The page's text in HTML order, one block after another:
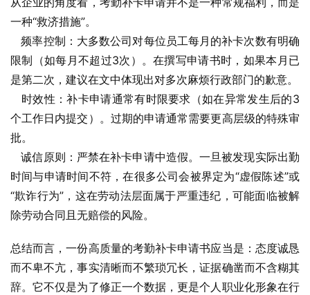
一种“救济措施”。
   频率控制：大多数公司对每位员工每月的补卡次数有明确
限制（如每月不超过3次）。在撰写申请书时，如果本月已
是第二次，建议在文中体现出对多次麻烦行政部门的歉意。
个工作日内提交）。过期的申请通常需要更高层级的特殊审
批。
   诚信原则：严禁在补卡申请中造假。一旦被发现实际出勤
时间与申请时间不符，在很多公司会被界定为“虚假陈述”或
“欺诈行为”，这在劳动法层面属于严重违纪，可能面临被解
除劳动合同且无赔偿的风险。
总结而言，一份高质量的考勤补卡申请书应当是：态度诚恳
而不卑不亢，事实清晰而不繁琐冗长，证据确凿而不含糊其
辞。它不仅是为了修正一个数据，更是个人职业化形象在行